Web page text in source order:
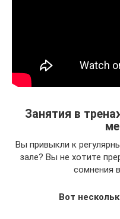
Занятия в
Вы привыкли к
зале? Вы не хотите
сомнения
Вот